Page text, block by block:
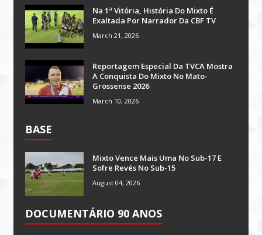
Na 1ª Vitória, História Do Mixto É
Exaltada Por Narrador Da CBF TV
March 21, 2026
Reportagem Especial Da TVCA Mostra
A Conquista Do Mixto No Mato-
Grossense 2026
March 10, 2026
BASE
Mixto Vence Mais Uma No Sub-17 E
Sofre Revés No Sub-15
August 04, 2026
DOCUMENTÁRIO 90 ANOS